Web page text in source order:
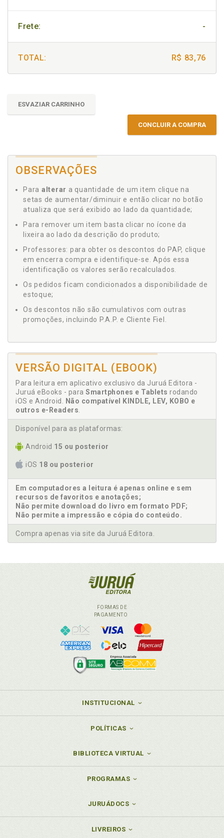
Frete: -
TOTAL: R$ 83,76
ESVAZIAR CARRINHO
CONCLUIR A COMPRA
OBSERVAÇÕES
Para alterar a quantidade de um item clique na
setas de aumentar/diminuir e então clicar no botão
atualiza que será exibido ao lado da quantidade;
Para remover um item basta clicar no ícone da
lixeira ao lado da descrição do produto;
Professores: para obter os descontos do PAP, clique
em encerra compra e identifique-se. Após essa
identificação os valores serão recalculados.
Os pedidos ficam condicionados a disponibilidade de
estoque;
Os descontos não são cumulativos com outras
promoções, incluindo P.A.P. e Cliente Fiel.
VERSÃO DIGITAL (EBOOK)
Para leitura em aplicativo exclusivo da Juruá Editora -
Juruá eBooks - para Smartphones e Tablets rodando
iOS e Android.
Não compatível KINDLE, LEV, KOBO e
outros e-Readers
Disponível para as plataformas:
Android 15 ou posterior
iOS 18 ou posterior
Em computadores a leitura é apenas online e sem
recursos de favoritos e anotações;
Não permite download do livro em formato PDF;
Não permite a impressão e cópia do conteúdo.
Compra apenas via site da Juruá Editora.
FORMAS DE
PAGAMENTO
INSTITUCIONAL
POLÍTICAS
BIBLIOTECA VIRTUAL
PROGRAMAS
JURUÁDOCS
LIVREIROS